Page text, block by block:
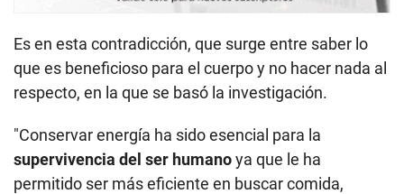
Es en esta contradicción, que surge entre saber lo
que es beneficioso para el cuerpo y no hacer nada al
respecto, en la que se basó la investigación.
"Conservar energía ha sido esencial para la
supervivencia del ser humanoya que le ha
permitido ser más eficiente en buscar comida,